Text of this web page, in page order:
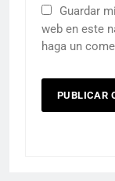
Guardar
web en este
haga un